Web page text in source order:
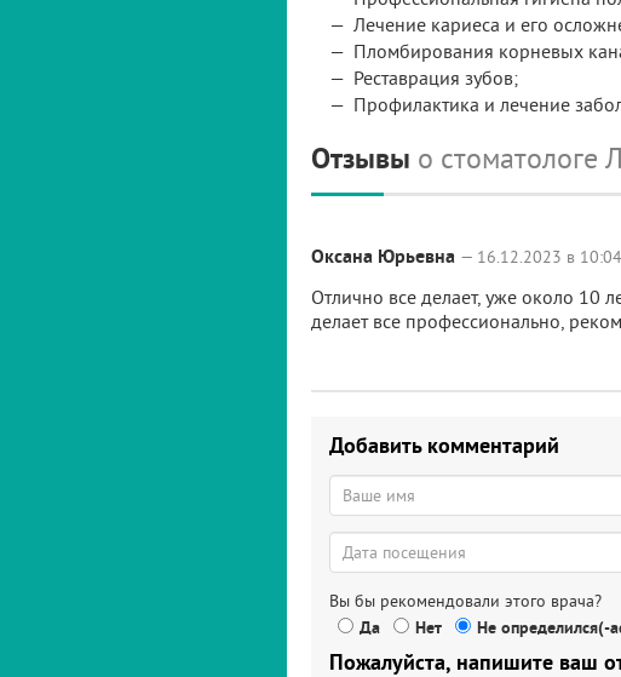
Лечение кариеса и его
Пломбирования корневых
Реставрация зубов;
Профилактика и лечение
Отзывы о стоматологе
Оксана Юрьевна — 16.12.2023 в 10:04
Отлично все делает, уже около 10
делает все профессионально,
Добавить комментарий
Вы бы рекомендовали этого врача?
Да
Нет Не определился(-
Пожалуйста, напишите ваш